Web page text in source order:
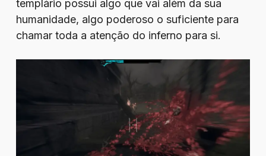
templário possui algo que vai além da sua
humanidade, algo poderoso o suficiente para
chamar toda a atenção do inferno para si.